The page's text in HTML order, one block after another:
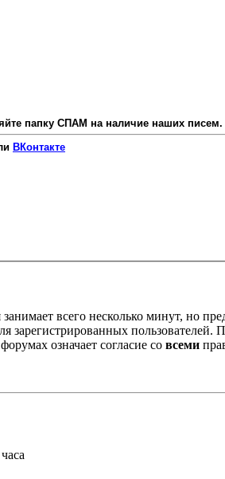
папку СПАМ на наличие наших писем.
ВКонтакте
всего несколько минут, но
пользователей.
означает согласие со всеми